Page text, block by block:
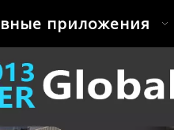
приложения